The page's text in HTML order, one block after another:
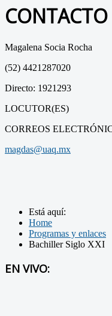
CONTACTO
Magalena Socia Rocha
(52) 4421287020
Directo: 1921293
LOCUTOR(ES)
CORREOS
magdas@uaq.mx
Está aquí:
Home
Programas y enlaces
Bachiller Siglo XXI
EN VIVO: